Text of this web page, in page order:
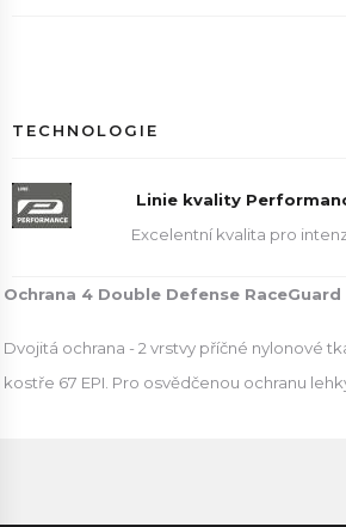
TECHNOLOGIE
Linie kvality
Excelentní kvalita pro
Ochrana 4 Double Defense RaceGuard
Dvojitá ochrana - 2 vrstvy příčné nylonové
kostře 67 EPI. Pro osvědčenou ochranu